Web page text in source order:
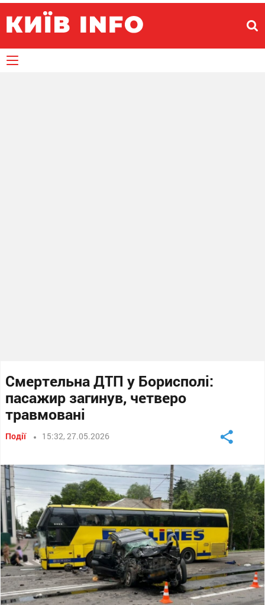
Смертельна ДТП у Борисполі:
пасажир загинув, четверо
травмовані
Події 15:32, 27.05.2026